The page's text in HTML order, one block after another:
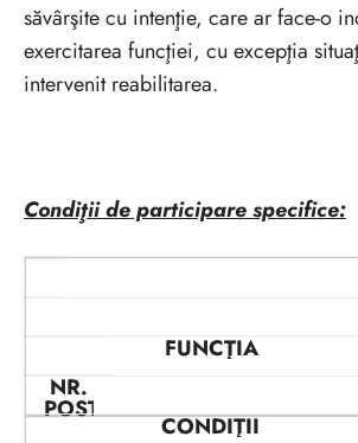
săvârşite cu intenţie, care ar face-o
exercitarea funcţiei, cu excepţia
intervenit reabilitarea.
Condiţii de participare specifice:
FUNCŢIA
NR.
POSTURI
CONDIŢII